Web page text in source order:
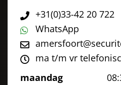
+31(0)33-42 20 722
WhatsApp
ma t/m vr
maandag